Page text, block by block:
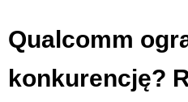
Qualcomm
konkurencję?